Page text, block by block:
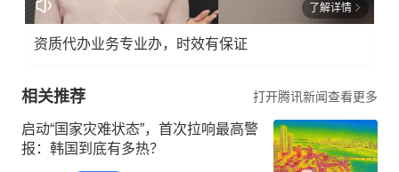
news
om.c
了解详情
资质代办业务专业办，时效有保证
相关推荐 打开腾讯新闻查看更多
启动“国家灾难状态”，首次拉响最高警
报：韩国到底有多热？